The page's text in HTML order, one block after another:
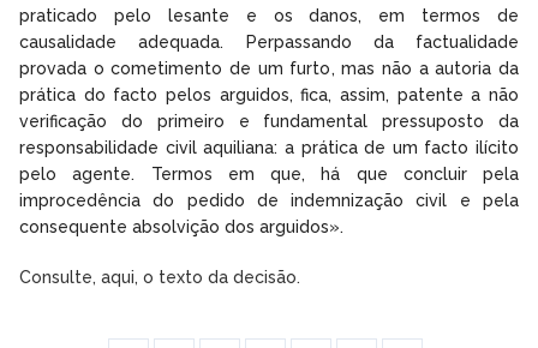
praticado pelo lesante e os danos, em termos de
causalidade adequada. Perpassando da factualidade
provada o cometimento de um furto, mas não a autoria da
prática do facto pelos arguidos, fica, assim, patente a não
verificação do primeiro e fundamental pressuposto da
responsabilidade civil aquiliana: a prática de um facto ilícito
pelo agente. Termos em que, há que concluir pela
improcedência do pedido de indemnização civil e pela
consequente absolvição dos arguidos».
Consulte, aqui, o texto da decisão.